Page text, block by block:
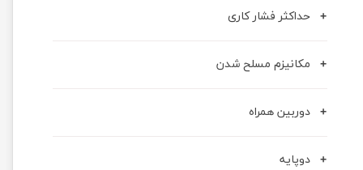
حداکثر فشار کاری
مکانیزم مسلح شدن
دوربین همراه
دوپایه